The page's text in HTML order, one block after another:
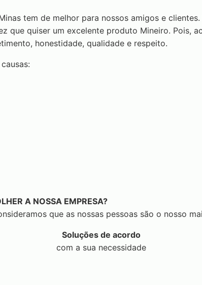
tem de melhor para nossos amigos e
que quiser um excelente produto Mineiro. Pois,
honestidade, qualidade e respeito.
A NOSSA EMPRESA?
que as nossas pessoas são o nosso
Soluções de acordo
com a sua necessidade